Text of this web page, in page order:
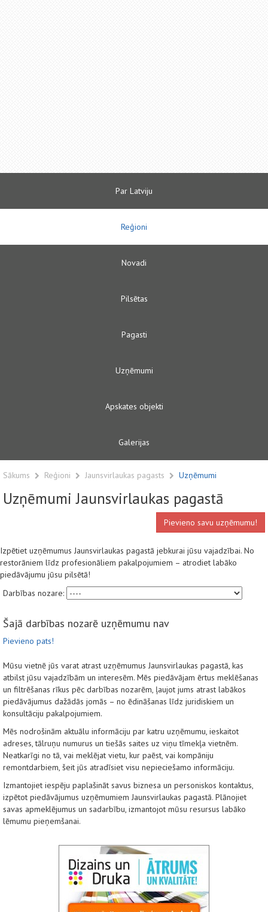
Par Latviju
Reģioni
Novadi
Pilsētas
Pagasti
Uzņēmumi
Apskates objekti
Galerijas
Sākums Reģioni Jaunsvirlaukas pagasts Uzņēmumi
Uzņēmumi Jaunsvirlaukas pagastā
Pievieno savu uzņēmumu!
Izpētiet uzņēmumus Jaunsvirlaukas pagastā jebkurai jūsu vajadzībai. No
restorāniem līdz profesionāliem pakalpojumiem – atrodiet labāko
piedāvājumu jūsu pilsētā!
Darbības nozare:
Šajā darbības nozarē uzņēmumu nav
Pievieno pats!
Mūsu vietnē jūs varat atrast uzņēmumus Jaunsvirlaukas pagastā, kas
atbilst jūsu vajadzībām un interesēm. Mēs piedāvājam ērtus meklēšanas
un filtrēšanas rīkus pēc darbības nozarēm, ļaujot jums atrast labākos
piedāvājumus dažādās jomās – no ēdināšanas līdz juridiskiem un
konsultāciju pakalpojumiem.
Mēs nodrošinām aktuālu informāciju par katru uzņēmumu, ieskaitot
adreses, tālruņu numurus un tiešās saites uz viņu tīmekļa vietnēm.
Neatkarīgi no tā, vai meklējat vietu, kur paēst, vai kompāniju
remontdarbiem, šeit jūs atradīsiet visu nepieciešamo informāciju.
Izmantojiet iespēju paplašināt savus biznesa un personiskos kontaktus,
izpētot piedāvājumus uzņēmumiem Jaunsvirlaukas pagastā. Plānojiet
savas apmeklējumus un sadarbību, izmantojot mūsu resursus labāko
lēmumu pieņemšanai.